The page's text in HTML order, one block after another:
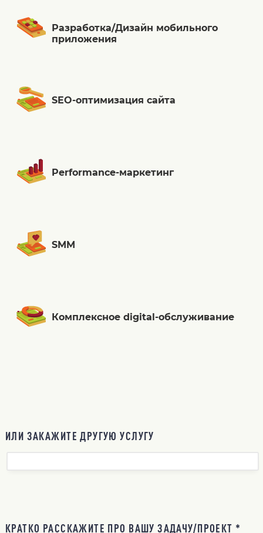
Разработка/Дизайн мобильного
приложения
SEO-оптимизация сайта
Performance-маркетинг
SMM
Комплексное digital-обслуживание
ИЛИ ЗАКАЖИТЕ ДРУГУЮ УСЛУГУ
КРАТКО РАССКАЖИТЕ ПРО ВАШУ ЗАДАЧУ/ПРОЕКТ *